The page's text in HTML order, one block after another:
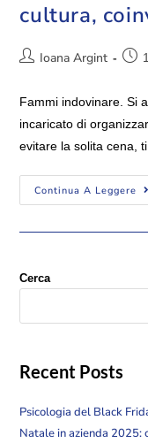
cultura,
Ioana Argint
Fammi indovinare. Si
incaricato di
evitare la solita cena,
Continua A Leggere
Cerca
Recent Posts
Psicologia del Black
Natale in azienda 2025: